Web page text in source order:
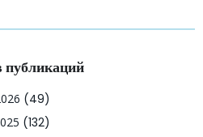
(49)
(132)